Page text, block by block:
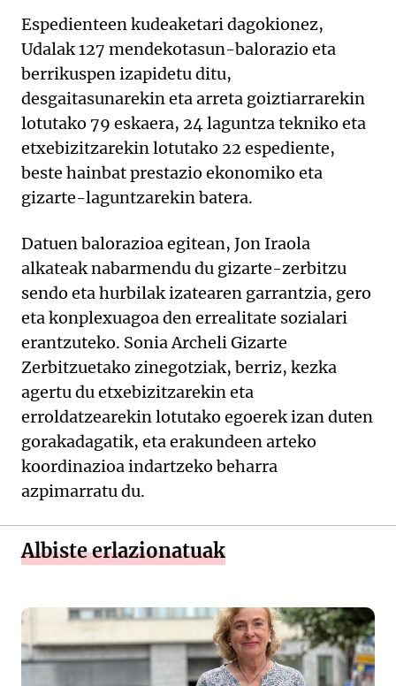
Espedienteen kudeaketari dagokionez,
Udalak 127 mendekotasun-balorazio eta
berrikuspen izapidetu ditu,
desgaitasunarekin eta arreta goiztiarrarekin
lotutako 79 eskaera, 24 laguntza tekniko eta
etxebizitzarekin lotutako 22 espediente,
beste hainbat prestazio ekonomiko eta
gizarte-laguntzarekin batera.
Datuen balorazioa egitean, Jon Iraola
alkateak nabarmendu du gizarte-zerbitzu
sendo eta hurbilak izatearen garrantzia, gero
eta konplexuagoa den errealitate sozialari
erantzuteko. Sonia Archeli Gizarte
Zerbitzuetako zinegotziak, berriz, kezka
agertu du etxebizitzarekin eta
erroldatzearekin lotutako egoerek izan duten
gorakadagatik, eta erakundeen arteko
koordinazioa indartzeko beharra
azpimarratu du.
Albiste erlazionatuak